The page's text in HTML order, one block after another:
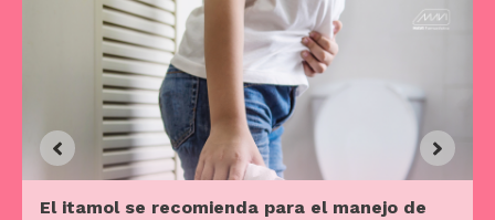
El itamol se recomienda para el manejo de